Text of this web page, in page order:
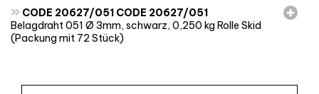
» CODE 20627/051 CODE 20627/051
Belagdraht 051 Ø 3mm, schwarz, 0,250 kg Rolle Skid
(Packung mit 72 Stück)